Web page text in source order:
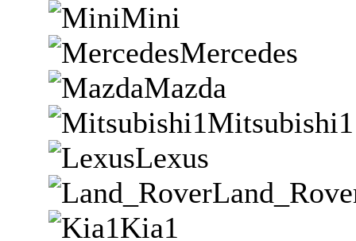
Mini
Mercedes
Mazda
Mitsubishi1
Lexus
Kia1